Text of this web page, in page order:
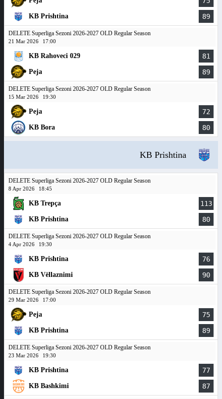
KB Prishtina 89
DELETE Superliga Sezoni 2026-2027 OLD Regular Season
21 Mar 2026 17:00
KB Rahoveci 029 81
Peja 89
DELETE Superliga Sezoni 2026-2027 OLD Regular Season
15 Mar 2026 19:30
Peja 72
KB Bora 80
KB Prishtina
DELETE Superliga Sezoni 2026-2027 OLD Regular Season
8 Apr 2026 18:45
KB Trepça 113
KB Prishtina 80
DELETE Superliga Sezoni 2026-2027 OLD Regular Season
4 Apr 2026 19:30
KB Prishtina 76
KB Vëllaznimi 90
DELETE Superliga Sezoni 2026-2027 OLD Regular Season
29 Mar 2026 17:00
Peja 75
KB Prishtina 89
DELETE Superliga Sezoni 2026-2027 OLD Regular Season
23 Mar 2026 19:30
KB Prishtina 77
KB Bashkimi 87